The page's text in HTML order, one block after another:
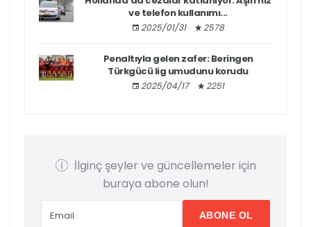
ve telefon kullanımı...
2025/01/31 2578
Penaltıyla gelen zafer: Beringen
Türkgücü lig umudunu korudu
2025/04/17 2251
İlginç şeyler ve güncellemeler için
buraya abone olun!